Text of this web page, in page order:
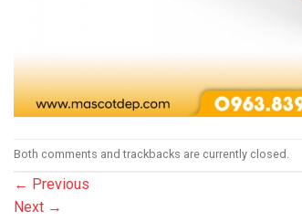
Both comments and trackbacks are currently closed.
← Previous
Next →